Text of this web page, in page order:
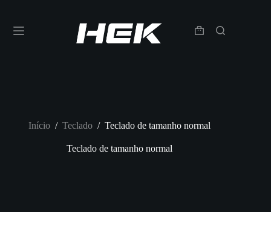
Início / Teclado / Teclado de tamanho normal
Teclado de tamanho normal